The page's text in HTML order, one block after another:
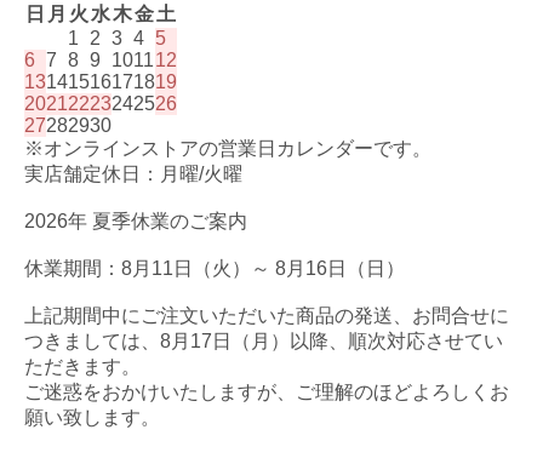
日 月 火 水木金土
1
2 3 4 5
6 7 8 9 101112
13141516171819
20212223242526
27282930
※オンラインストアの営業日カレンダーです。
実店舗定休日：月曜/火曜
2026年 夏季休業のご案内
休業期間：8月11日（火）～ 8月16日（日）
上記期間中にご注文いただいた商品の発送、お問合せに
つきましては、8月17日（月）以降、順次対応させてい
ただきます。
ご迷惑をおかけいたしますが、ご理解のほどよろしくお
願い致します。